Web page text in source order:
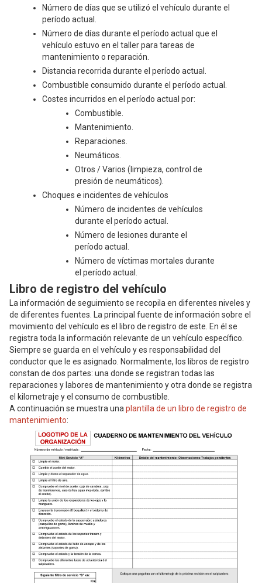
Número de días que se utilizó el vehículo durante el
período actual.
Número de días durante el período actual que el
vehículo estuvo en el taller para tareas de
mantenimiento o reparación.
Distancia recorrida durante el período actual.
Combustible consumido durante el período actual.
Costes incurridos en el período actual por:
Combustible.
Mantenimiento.
Reparaciones.
Neumáticos.
Otros / Varios (limpieza, control de
presión de neumáticos).
Choques e incidentes de vehículos
Número de incidentes de vehículos
durante el período actual.
Número de lesiones durante el
período actual.
Número de víctimas mortales durante
el período actual.
Libro de registro del vehículo
La información de seguimiento se recopila en diferentes niveles y
de diferentes fuentes. La principal fuente de información sobre el
movimiento del vehículo es el libro de registro de este. En él se
registra toda la información relevante de un vehículo específico.
Siempre se guarda en el vehículo y es responsabilidad del
conductor que le es asignado. Normalmente, los libros de registro
constan de dos partes: una donde se registran todas las
reparaciones y labores de mantenimiento y otra donde se registra
el kilometraje y el consumo de combustible.
A continuación se muestra una plantilla de un libro de registro de
mantenimiento: